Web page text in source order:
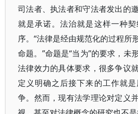
司法者、执法者和守法者发出的
就是承诺。法治就是这样一种
序。“法律是经由规范化的过程所
命题。”命题是“当为”的要求，未
法律效力的具体要求，很多争议
定义明确之后接下来的工作就
争。然而，现有法学理论对定义